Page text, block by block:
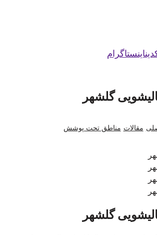
اینستاگرام
گلشهر
مقالات مناطق تحت پوشش
گلشهر